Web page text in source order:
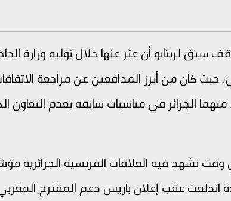
لريتايو أن عبّر عنها خلال توليه وزارة
حيث كان من أبرز المدافعين عن مراجعة
متهما الجزائر في مناسبات سابقة بعدم
وقت تشهد فيه العلاقات الفرنسية الجزائرية
اندلعت عقب إعلان باريس دعم المقترح